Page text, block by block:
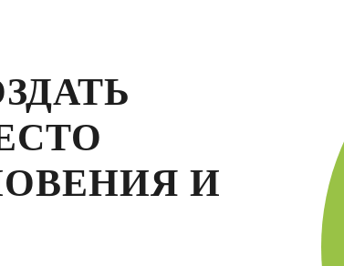
И